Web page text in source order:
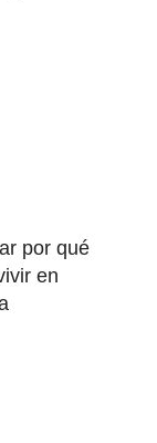
por qué
en